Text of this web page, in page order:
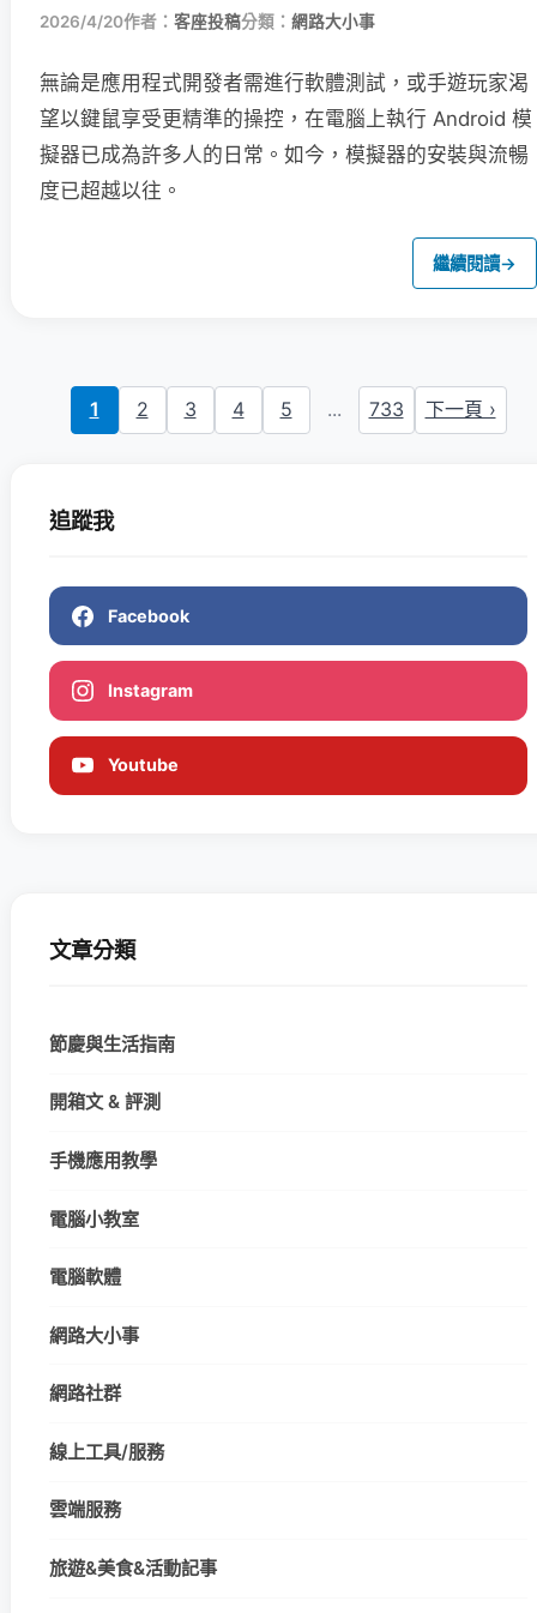
2026/4/20作者： 客座投稿分類： 網路大小事
無論是應用程式開發者需進行軟體測試，或手遊玩家渴
望以鍵鼠享受更精準的操控，在電腦上執行 Android 模
擬器已成為許多人的日常。如今，模擬器的安裝與流暢
度已超越以往。
繼續閱讀→
1 2 3 4 5 ... 733 下一頁 ›
追蹤我
Facebook
Instagram
Youtube
文章分類
節慶與生活指南
開箱文 & 評測
手機應用教學
電腦小教室
電腦軟體
網路大小事
網路社群
線上工具/服務
雲端服務
旅遊&美食&活動記事